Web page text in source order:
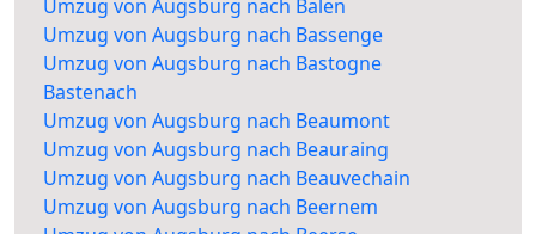
Umzug von Augsburg nach Balen
Umzug von Augsburg nach Bassenge
Umzug von Augsburg nach Bastogne
Bastenach
Umzug von Augsburg nach Beaumont
Umzug von Augsburg nach Beauraing
Umzug von Augsburg nach Beauvechain
Umzug von Augsburg nach Beernem